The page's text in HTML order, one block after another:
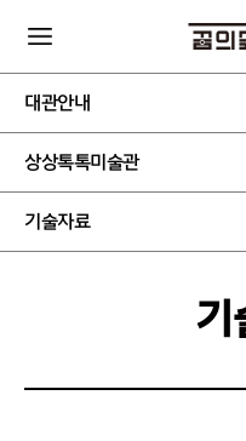
대관안내
상상톡톡미술관
기술자료
기